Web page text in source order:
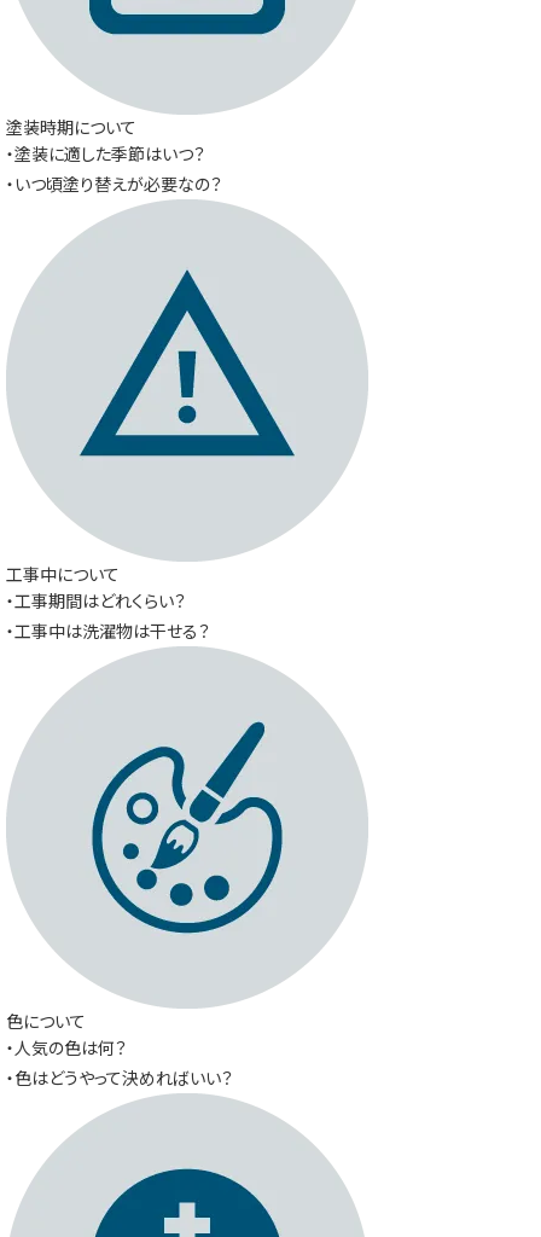
塗装時期について
・塗装に適した季節はいつ？
・いつ頃塗り替えが必要なの？
工事中について
・工事期間はどれくらい？
・工事中は洗濯物は干せる？
色について
・人気の色は何？
・色はどうやって決めればいい？